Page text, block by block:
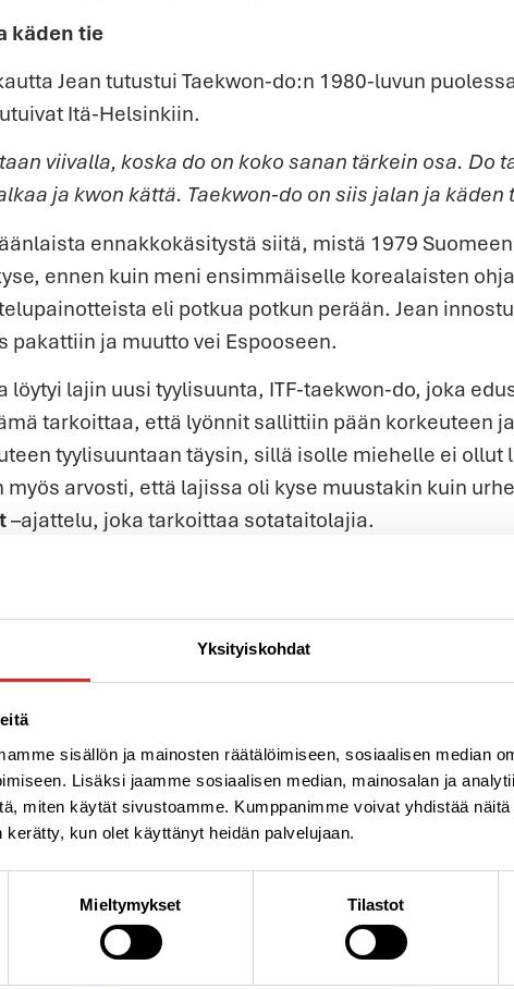
Yksityiskohdat
sisällön ja mainosten räätälöimiseen, sosiaalisen median
Lisäksi jaamme sosiaalisen median, mainosalan ja
miten käytät sivustoamme. Kumppanimme voivat yhdistää
kerätty, kun olet käyttänyt heidän palvelujaan.
Mieltymykset Tilastot
käden tie
Jean tutustui Taekwon-do:n 1980-luvun
Itä-Helsinkiin.
viivalla, koska do on koko sanan tärkein osa. Do
ja kwon kättä. Taekwon-do on siis jalan ja käden
ennakkokäsitystä siitä, mistä 1979
ennen kuin meni ensimmäiselle korealaisten
eli potkua potkun perään. Jean
pakattiin ja muutto vei Espooseen.
löytyi lajin uusi tyylisuunta, ITF-taekwon-do, joka
tarkoittaa, että lyönnit sallittiin pään korkeuteen
tyylisuuntaan täysin, sillä isolle miehelle ei ollut
myös arvosti, että lajissa oli kyse muustakin kuin
–ajattelu, joka tarkoittaa sotataitolajia.
käyttäytyminen ja oikeanlainen ”suunvuoro” on
järjestelmä, jota on kunnioitettava.
kuuden danin musta vyö